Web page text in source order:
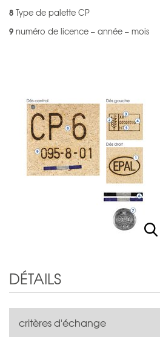
8 Type de palette CP
9 numéro de licence – année – mois
DÉTAILS
critères d'échange